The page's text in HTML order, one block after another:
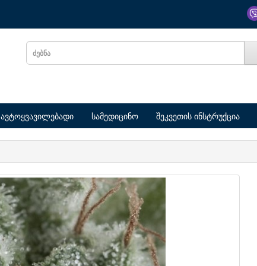
ავტოყვავილებადი სამედიცინო შეკვეთის ინსტრუქცია